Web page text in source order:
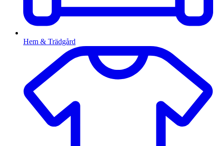
Hem & Trädgård